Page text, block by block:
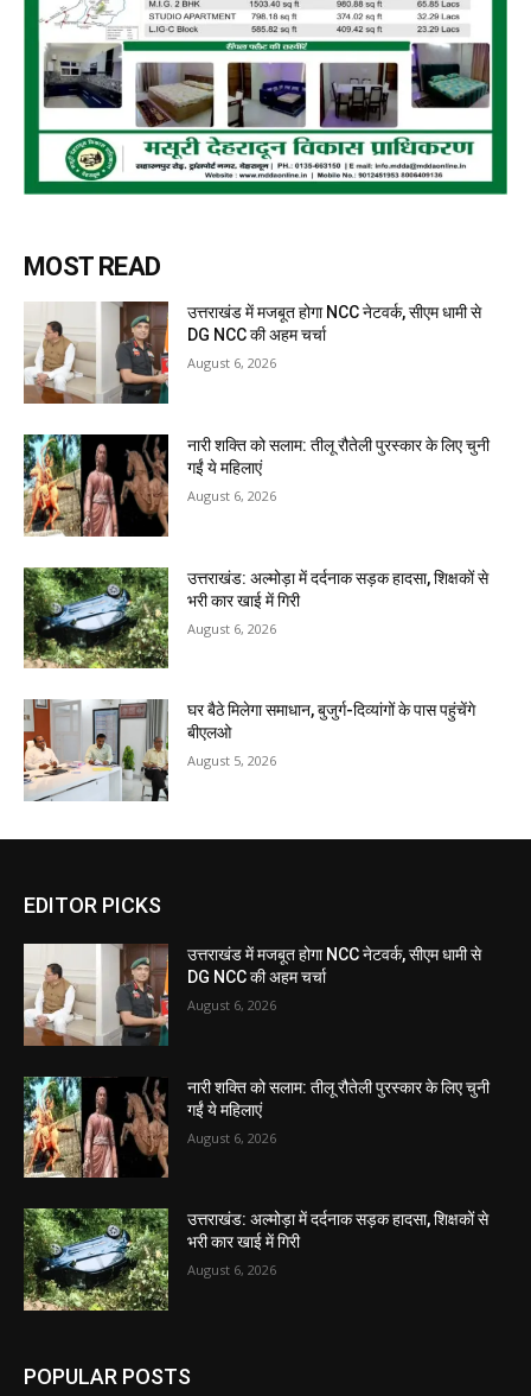
MOST READ
उत्तराखंड में मजबूत होगा NCC नेटवर्क, सीएम धामी से
DG NCC की अहम चर्चा
August 6, 2026
नारी शक्ति को सलाम: तीलू रौतेली पुरस्कार के लिए चुनी
गईं ये महिलाएं
August 6, 2026
उत्तराखंड: अल्मोड़ा में दर्दनाक सड़क हादसा, शिक्षकों से
भरी कार खाई में गिरी
August 6, 2026
घर बैठे मिलेगा समाधान, बुजुर्ग-दिव्यांगों के पास पहुंचेंगे
बीएलओ
August 5, 2026
EDITOR PICKS
उत्तराखंड में मजबूत होगा NCC नेटवर्क, सीएम धामी से
DG NCC की अहम चर्चा
August 6, 2026
नारी शक्ति को सलाम: तीलू रौतेली पुरस्कार के लिए चुनी
गईं ये महिलाएं
August 6, 2026
उत्तराखंड: अल्मोड़ा में दर्दनाक सड़क हादसा, शिक्षकों से
भरी कार खाई में गिरी
August 6, 2026
POPULAR POSTS